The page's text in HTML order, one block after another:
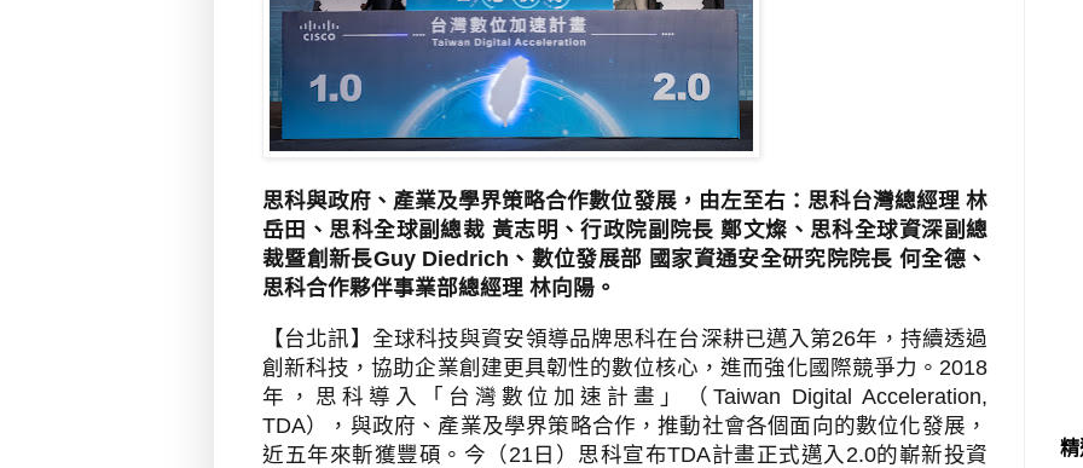
思科與政府、產業及學界策略合作數位發展，由左至右：思科台灣總經理 林
岳田、思科全球副總裁 黃志明、行政院副院長 鄭文燦、思科全球資深副總
裁暨創新長Guy Diedrich、數位發展部 國家資通安全研究院院長 何全德、
思科合作夥伴事業部總經理 林向陽。
【 台北訊】 全球科技與資安領導品牌思科在台深耕已邁入第26年，持續透過
創新科技，協助企業創建更具韌性的數位核心，進而強化國際競爭力。 2018
年，思科導入
「台灣數位加速計畫」（Taiwan Digital Acceleration,
TDA），與政府、產業及學界策略合作，推動社會各個面向的數位化發展，
近五年來斬獲豐碩 。 今（ 21 日）思科宣布TDA計畫正式邁入 2.0的嶄新投資 精